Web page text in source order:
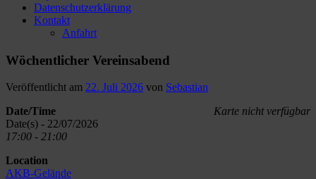
Datenschutzerklärung
Kontakt
Anfahrt
Wöchentlicher Vereinsabend
Veröffentlicht am 22. Juli 2026 von Sebastian
Karte nicht verfügbar
Date/Time
Date(s) - 22/07/2026
17:00 - 21:00
Location
AKB-Gelände